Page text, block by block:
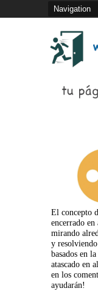
El concepto
encerrado
mirando
y
basados en la
atascado en
en los
ayudarán!